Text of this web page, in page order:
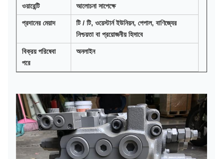
ওয়ারেন্টি আলোচনা সাপেক্ষে
প্রদানের মেয়াদ
টি / টি, ওয়েস্টার্ন ইউনিয়ন, পেপাল, বাণিজ্যের
নিশ্চয়তা বা প্রয়োজনীয় হিসাবে
বিক্রয় পরিষেবা
পরে
অনলাইন